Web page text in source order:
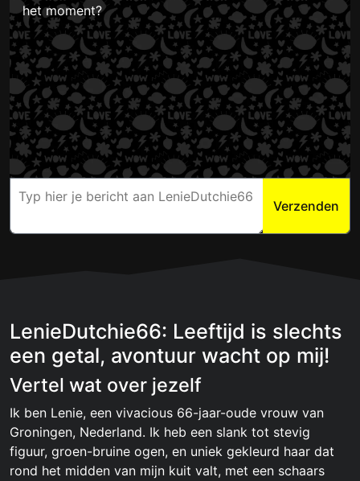
het moment?
Verzenden
LenieDutchie66: Leeftijd is slechts
een getal, avontuur wacht op mij!
Vertel wat over jezelf
Ik ben Lenie, een vivacious 66-jaar-oude vrouw van
Groningen, Nederland. Ik heb een slank tot stevig
figuur, groen-bruine ogen, en uniek gekleurd haar dat
rond het midden van mijn kuit valt, met een schaars